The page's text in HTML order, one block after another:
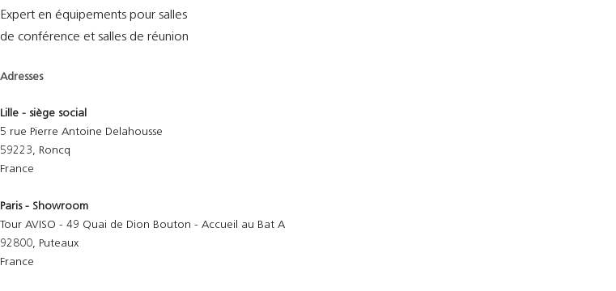
Expert en équipements pour salles
de conférence et salles de réunion
Adresses
Lille - siège social
5 rue Pierre Antoine Delahousse
59223, Roncq
France
Paris - Showroom
Tour AVISO - 49 Quai de Dion Bouton - Accueil au Bat A
92800, Puteaux
France